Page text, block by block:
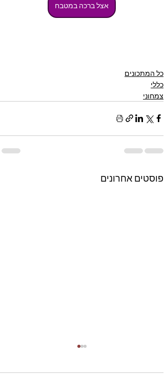
אצל ברכה במטבח
כל המתכונים
כללי
צמחוני
פוסטים אחרונים